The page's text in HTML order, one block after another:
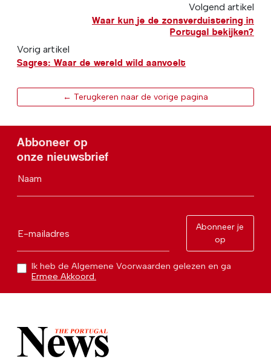
Volgend artikel
Waar kun je de zonsverduistering in
Portugal bekijken?
Vorig artikel
Sagres: Waar de wereld wild aanvoelt
← Terugkeren naar de vorige pagina
Abboneer op
onze nieuwsbrief
Naam
E-mailadres
Abonneer je
op
Ik heb de Algemene Voorwaarden gelezen en ga
Ermee Akkoord.